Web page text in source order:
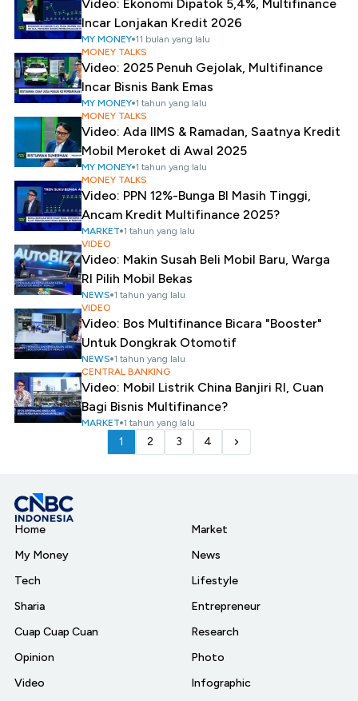
Video: Ekonomi Dipatok 5,4%, Multifinance
Incar Lonjakan Kredit 2026
MY MONEY 11 bulan yang lalu
MONEY TALKS
Video: 2025 Penuh Gejolak, Multifinance
Incar Bisnis Bank Emas
MY MONEY 1 tahun yang lalu
MONEY TALKS
Video: Ada IIMS & Ramadan, Saatnya Kredit
Mobil Meroket di Awal 2025
MY MONEY 1 tahun yang lalu
MONEY TALKS
Video: PPN 12%-Bunga BI Masih Tinggi,
Ancam Kredit Multifinance 2025?
MARKET 1 tahun yang lalu
VIDEO
Video: Makin Susah Beli Mobil Baru, Warga
RI Pilih Mobil Bekas
NEWS 1 tahun yang lalu
VIDEO
Video: Bos Multifinance Bicara "Booster"
Untuk Dongkrak Otomotif
NEWS 1 tahun yang lalu
CENTRAL BANKING
Video: Mobil Listrik China Banjiri RI, Cuan
Bagi Bisnis Multifinance?
MARKET 1 tahun yang lalu
1 2 3 4
Home
My Money
Tech
Sharia
Cuap Cuap Cuan
Opinion
Video
Market
News
Lifestyle
Entrepreneur
Research
Photo
Infographic